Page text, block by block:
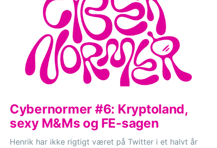
Cybernormer #6: Kryptoland,
sexy M&Ms og FE-sagen
Henrik har ikke rigtigt været på Twitter i et halvt år